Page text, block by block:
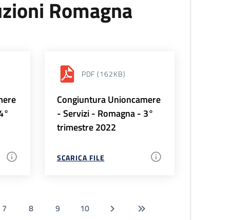
Romagna
PDF (162KB)
Congiuntura Unioncamere
- Servizi - Romagna - 3°
trimestre 2022
SCARICA FILE
7 8 9 10